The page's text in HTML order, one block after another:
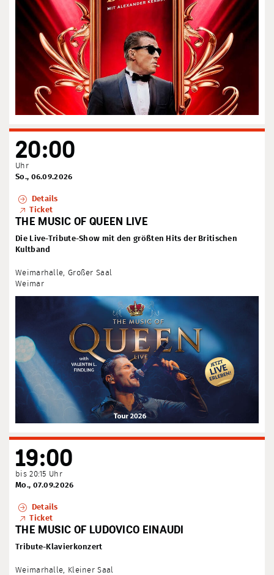
20:00
Uhr
So., 06.09.2026
Details
Ticket
THE MUSIC OF QUEEN LIVE
Die Live-Tribute-Show mit den größten Hits der Britischen
Kultband
Weimarhalle, Großer Saal
Weimar
19:00
bis 20:15 Uhr
Mo., 07.09.2026
Details
Ticket
THE MUSIC OF LUDOVICO EINAUDI
Tribute-Klavierkonzert
Weimarhalle, Kleiner Saal